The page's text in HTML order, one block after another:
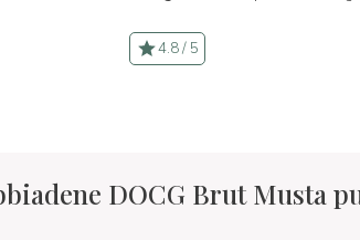
4.8 / 5
DOCG Brut Musta